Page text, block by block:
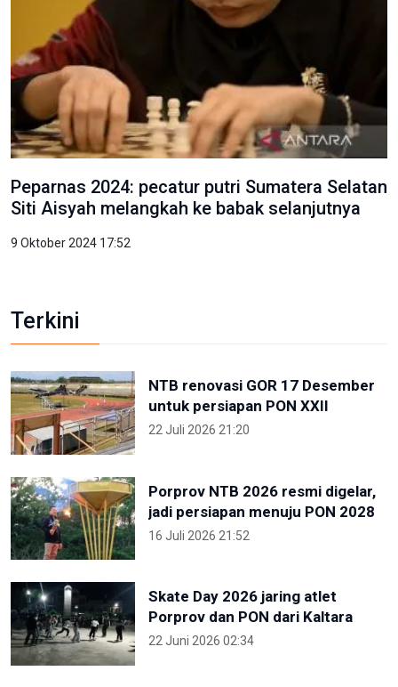
Peparnas 2024: pecatur putri Sumatera Selatan
Siti Aisyah melangkah ke babak selanjutnya
9 Oktober 2024 17:52
Terkini
NTB renovasi GOR 17 Desember
untuk persiapan PON XXII
22 Juli 2026 21:20
Porprov NTB 2026 resmi digelar,
jadi persiapan menuju PON 2028
16 Juli 2026 21:52
Skate Day 2026 jaring atlet
Porprov dan PON dari Kaltara
22 Juni 2026 02:34